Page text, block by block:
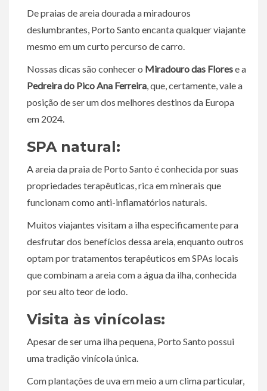
De praias de areia dourada a miradouros
deslumbrantes, Porto Santo encanta qualquer viajante
mesmo em um curto percurso de carro.
Nossas dicas são conhecer o Miradouro das Florese a
Pedreira do Pico Ana Ferreira, que, certamente, vale a
posição de ser um dos melhores destinos da Europa
em 2024.
SPA natural:
A areia da praia de Porto Santo é conhecida por suas
propriedades terapêuticas, rica em minerais que
funcionam como anti-inflamatórios naturais.
Muitos viajantes visitam a ilha especificamente para
desfrutar dos benefícios dessa areia, enquanto outros
optam por tratamentos terapêuticos em SPAs locais
que combinam a areia com a água da ilha, conhecida
por seu alto teor de iodo.
Visita às vinícolas:
Apesar de ser uma ilha pequena, Porto Santo possui
uma tradição vinícola única.
Com plantações de uva em meio a um clima particular,